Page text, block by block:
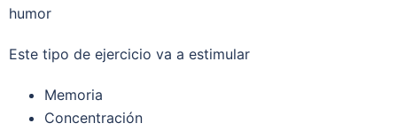
humor
Este tipo de ejercicio va a estimular
Memoria
Concentración